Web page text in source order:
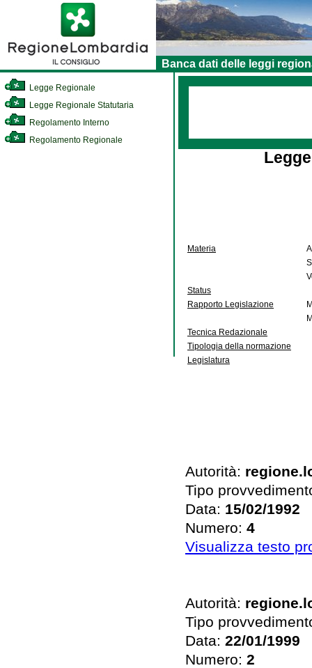
Banca dati delle leggi
Legge Regionale
Legge Regionale Statutaria
Regolamento Interno
Regolamento Regionale
Materia
Status
Rapporto Legislazione
Tecnica Redazionale
Tipologia della normazione
Legislatura
Autorità:
Tipo
Data: 15/02/1992
Numero: 4
Visualizza testo
Autorità:
Tipo
Data: 22/01/1999
Numero: 2